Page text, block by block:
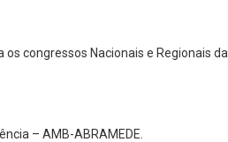
congressos Nacionais e Regionais da
– AMB-ABRAMEDE.